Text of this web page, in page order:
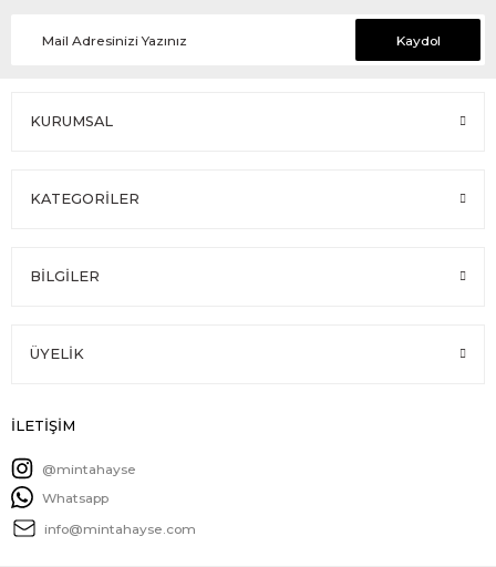
Kaydol
KURUMSAL
KATEGORİLER
BİLGİLER
ÜYELİK
İLETİŞİM
@mintahayse
Whatsapp
info@mintahayse.com